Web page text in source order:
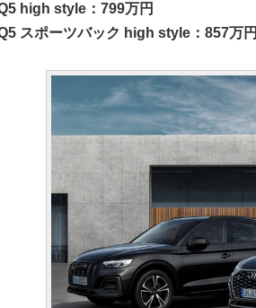
high style：799万円
スポーツバック high style：857万円